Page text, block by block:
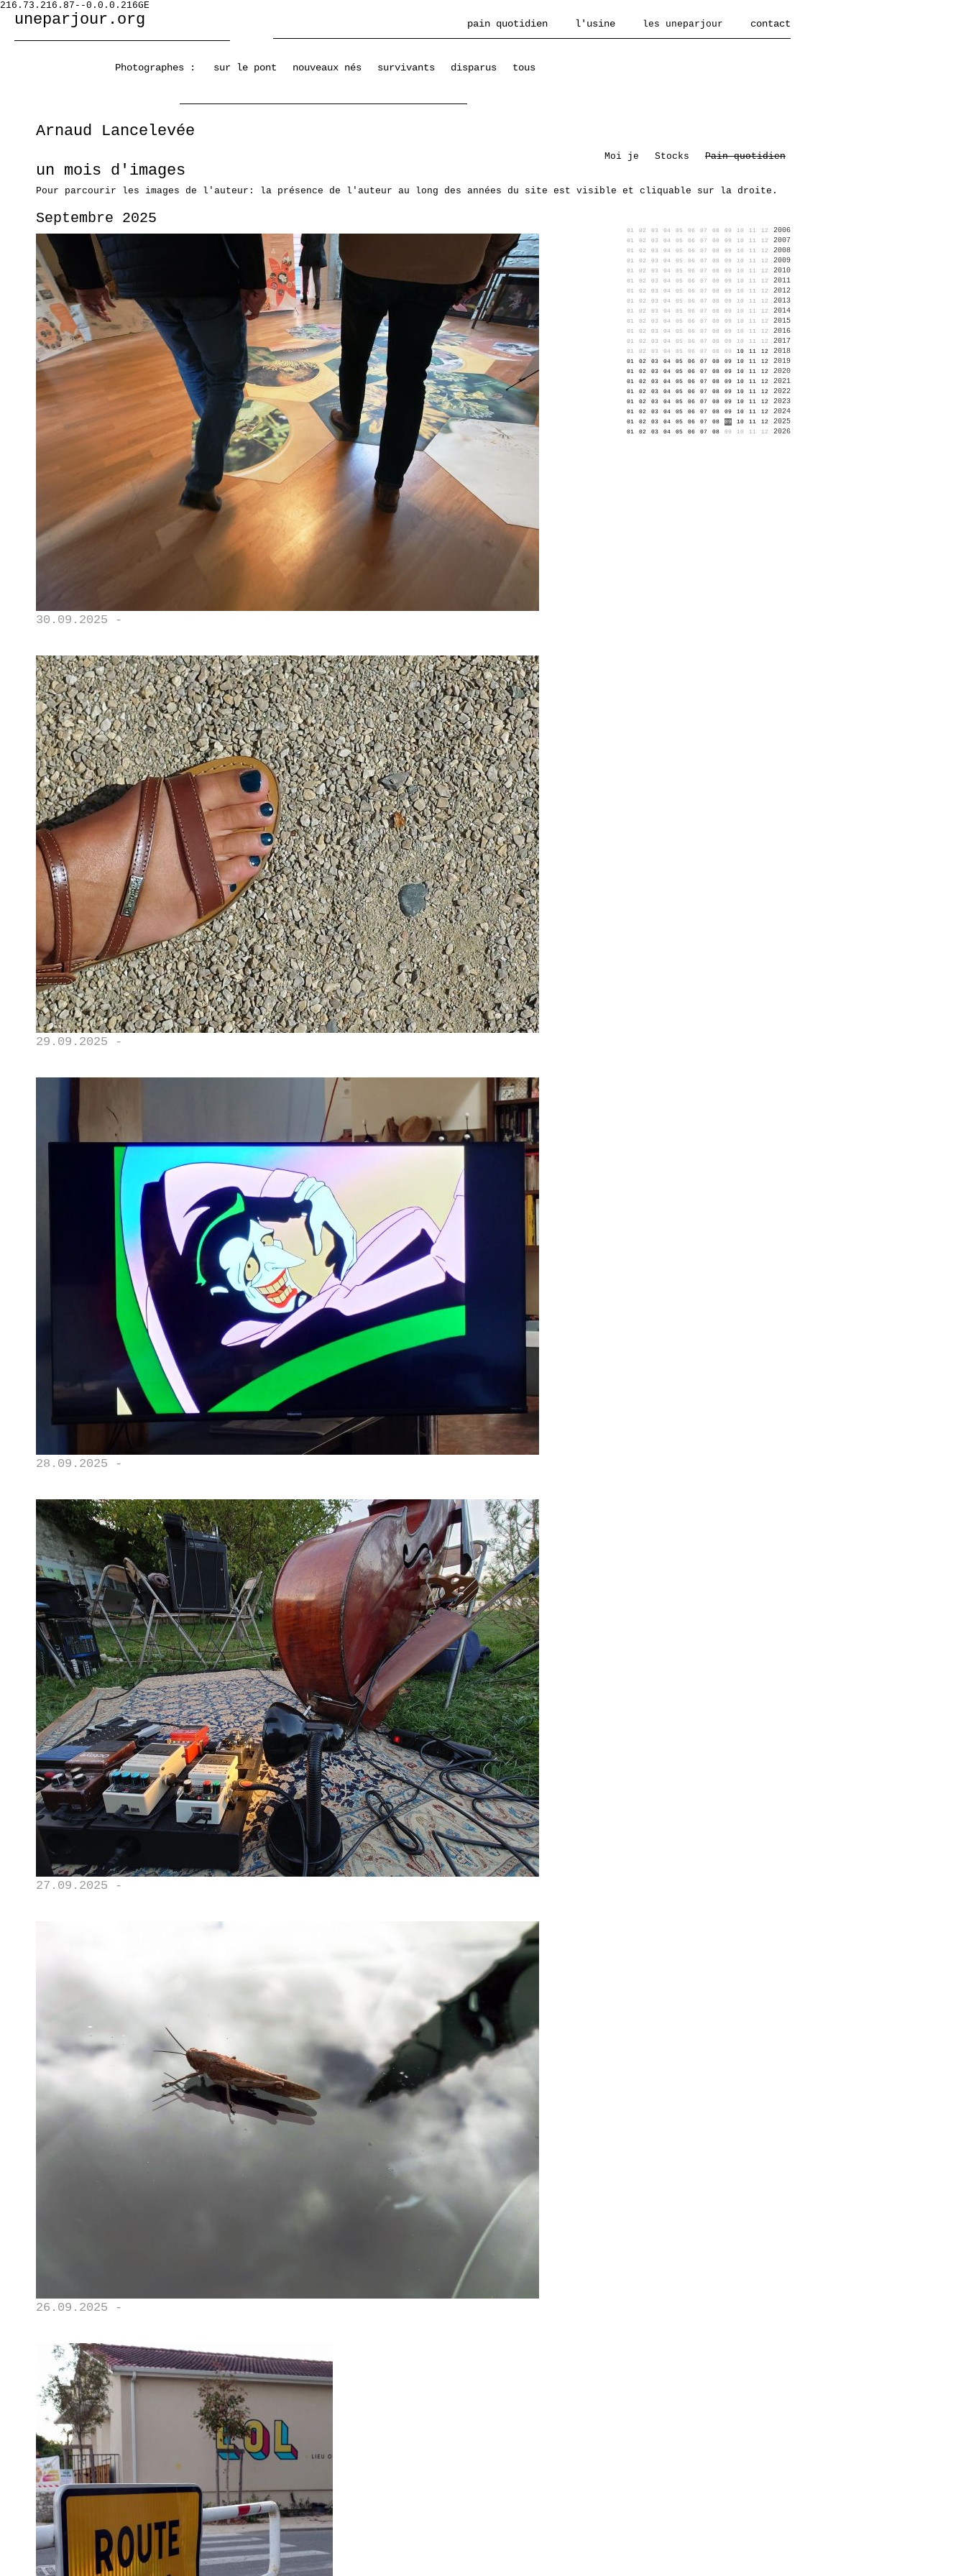
216.73.216.87--0.0.0.216GE
uneparjour.org pain quotidien l'usine les uneparjour contact
Photographes : sur le pont nouveaux nés survivants disparus tous
Arnaud Lancelevée
Moi je Stocks Pain quotidien
un mois d'images
Pour parcourir les images de l'auteur: la présence de l'auteur au long des années du site est visible et cliquable sur la droite.
01 02 03 04 05 06 07 08 09 10 11 12 2006
01 02 03 04 05 06 07 08 09 10 11 12 2007
01 02 03 04 05 06 07 08 09 10 11 12 2008
01 02 03 04 05 06 07 08 09 10 11 12 2009
01 02 03 04 05 06 07 08 09 10 11 12 2010
01 02 03 04 05 06 07 08 09 10 11 12 2011
01 02 03 04 05 06 07 08 09 10 11 12 2012
01 02 03 04 05 06 07 08 09 10 11 12 2013
01 02 03 04 05 06 07 08 09 10 11 12 2014
01 02 03 04 05 06 07 08 09 10 11 12 2015
01 02 03 04 05 06 07 08 09 10 11 12 2016
01 02 03 04 05 06 07 08 09 10 11 12 2017
01 02 03 04 05 06 07 08 09 10 11 12 2018
01 02 03 04 05 06 07 08 09 10 11 12 2019
01 02 03 04 05 06 07 08 09 10 11 12 2020
01 02 03 04 05 06 07 08 09 10 11 12 2021
01 02 03 04 05 06 07 08 09 10 11 12 2022
01 02 03 04 05 06 07 08 09 10 11 12 2023
01 02 03 04 05 06 07 08 09 10 11 12 2024
01 02 03 04 05 06 07 08 09 10 11 12 2025
01 02 03 04 05 06 07 08 09 10 11 12 2026
Septembre 2025
30.09.2025 -
29.09.2025 -
28.09.2025 -
27.09.2025 -
26.09.2025 -